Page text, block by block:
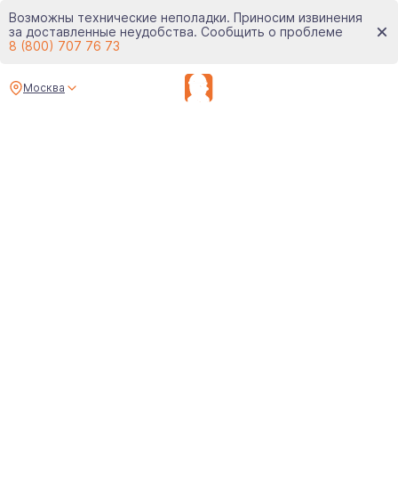
Возможны технические неполадки. Приносим извинения
за доставленные неудобства. Сообщить о проблеме
8 (800) 707 76 73
Москва